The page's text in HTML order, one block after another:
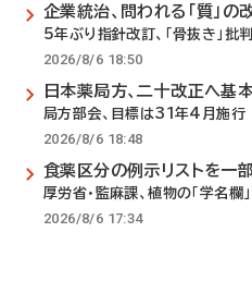
企業統治、問われる「質」の
5年ぶり指針改訂、「骨抜き」批
2026/8/6 18:50
日本薬局方、二十改正へ基
局方部会、目標は31年4月施行
2026/8/6 18:48
食薬区分の例示リストを一
厚労省・監麻課、植物の「学名欄
2026/8/6 17:34